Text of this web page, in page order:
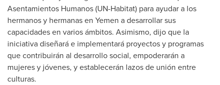
Asentamientos Humanos (UN-Habitat) para ayudar a los
hermanos y hermanas en Yemen a desarrollar sus
capacidades en varios ámbitos. Asimismo, dijo que la
iniciativa diseñará e implementará proyectos y programas
que contribuirán al desarrollo social, empoderarán a
mujeres y jóvenes, y establecerán lazos de unión entre
culturas.